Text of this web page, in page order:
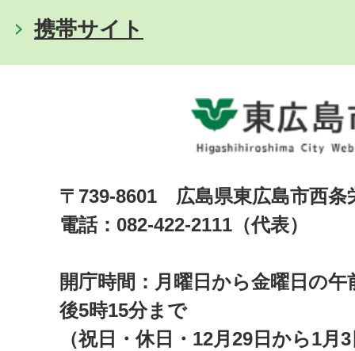
携帯サイト
〒739-8601 広島県東広島市西
電話：082-422-2111（代表）
開庁時間：月曜日から金曜日の午
後5時15分まで
（祝日・休日・12月29日から1月